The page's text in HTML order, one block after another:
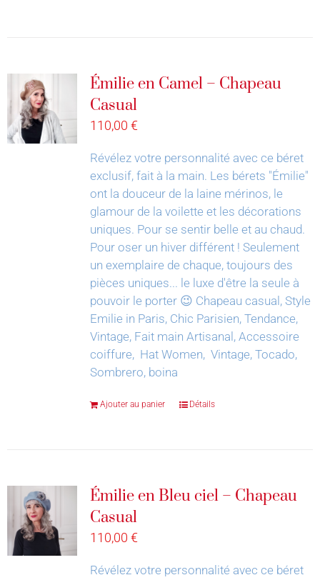
Émilie en Camel – Chapeau
Casual
110,00 €
Révélez votre personnalité avec ce béret
exclusif, fait à la main. Les bérets "Émilie"
ont la douceur de la laine mérinos, le
glamour de la voilette et les décorations
uniques. Pour se sentir belle et au chaud.
Pour oser un hiver différent ! Seulement
un exemplaire de chaque, toujours des
pièces uniques... le luxe d'être la seule à
pouvoir le porter 😉 Chapeau casual, Style
Emilie in Paris, Chic Parisien, Tendance,
Vintage, Fait main Artisanal, Accessoire
coiffure, Hat Women, Vintage, Tocado,
Sombrero, boina
Ajouter au panier Détails
Émilie en Bleu ciel – Chapeau
Casual
110,00 €
Révélez votre personnalité avec ce béret